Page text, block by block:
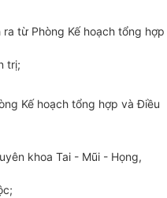
từ Phòng Kế hoạch tổng hợp
trị;
Kế hoạch tổng hợp và Điều
khoa Tai - Mũi - Họng,